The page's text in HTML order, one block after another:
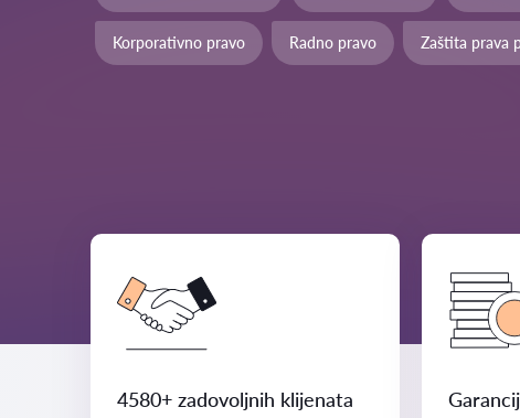
Korporativno pravo Radno pravo Zaštita prava
4580+ zadovoljnih klijenata